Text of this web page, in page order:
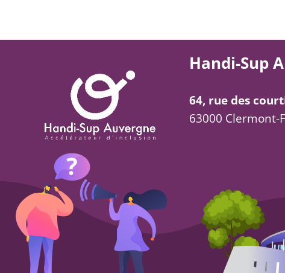
Handi-Sup
64, rue des
63000 Clermont-